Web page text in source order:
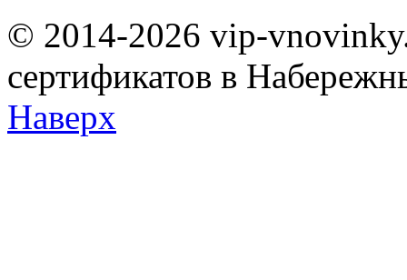
© 2014-2026 vip-
сертификатов в
Наверх